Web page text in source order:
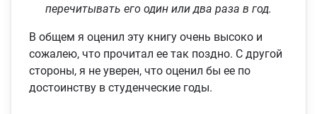
перечитывать его один или два раза в год.
В общем я оценил эту книгу очень высоко и
сожалею, что прочитал ее так поздно. С другой
стороны, я не уверен, что оценил бы ее по
достоинству в студенческие годы.